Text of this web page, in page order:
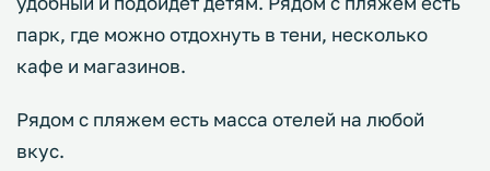
парк, где можно отдохнуть в тени, несколько
кафе и магазинов.
Рядом с пляжем есть масса отелей на любой
вкус.